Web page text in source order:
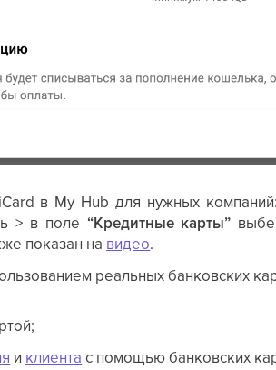
в My Hub для нужных
> в поле “Кредитные карты”
показан на видео.
реальных банковских
и клиента с помощью банковских